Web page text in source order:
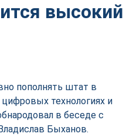
высокий
пополнять штат в
технологиях и
в беседе с
Быханов.